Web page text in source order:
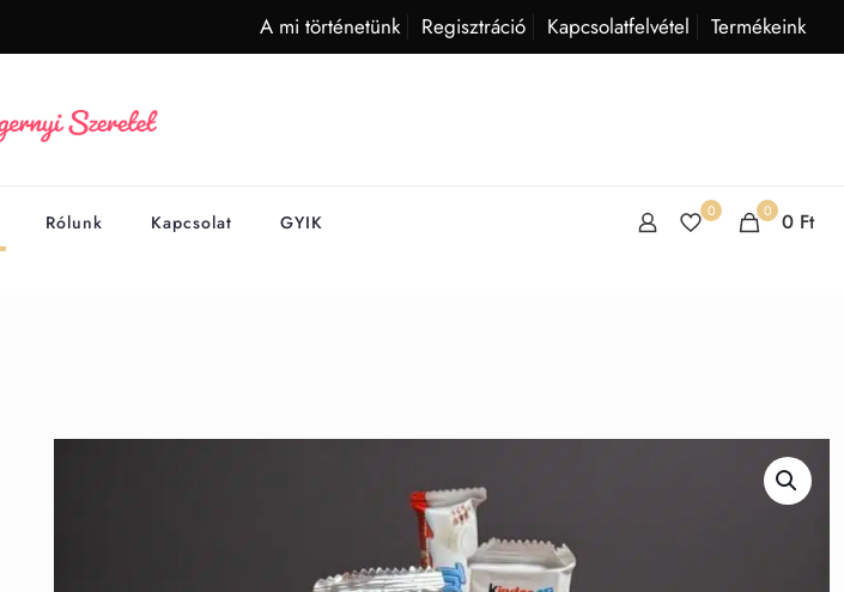
A mi történetünk Regisztráció Kapcsolatfelvétel Termékeink
Rólunk Kapcsolat GYIK 0 0 0 Ft